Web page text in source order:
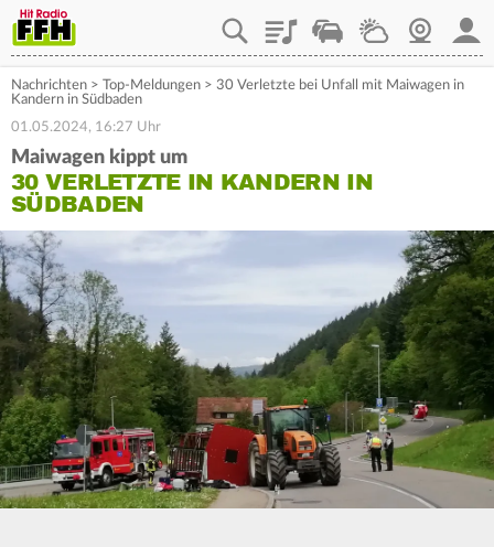
PlaylistStaupilotWetterWebcam
Nachrichten > Top-Meldungen > 30 Verletzte bei Unfall mit Maiwagen in
Kandern in Südbaden
01.05.2024, 16:27 Uhr
Maiwagen kippt um
30 VERLETZTE IN KANDERN IN
SÜDBADEN